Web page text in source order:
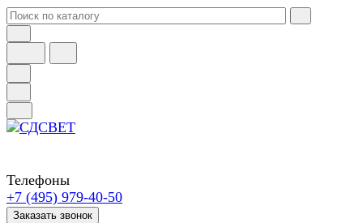
Телефоны
+7 (495) 979-40-50
Заказать звонок